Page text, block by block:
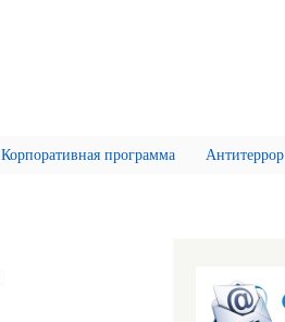
Корпоративная программа Антитеррор